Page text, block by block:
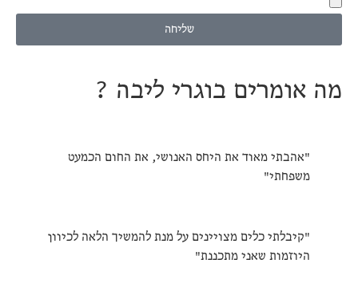
שליחה
מה אומרים בוגרי ליבה ?
"אהבתי מאוד את היחס האנושי, את החום הכמעט
משפחתי"
"קיבלתי כלים מצויינים על מנת להמשיך הלאה לכיוון
היוזמות שאני מתכננת"